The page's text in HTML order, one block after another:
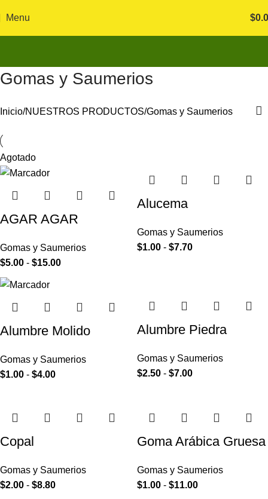
Menu $
Gomas y Saumerios
Inicio NUESTROS PRODUCTOS Gomas y Saumerios
Agotado
AGAR AGAR
Gomas y Saumerios
$5.00 - $15.00
Alucema
Gomas y Saumerios
$1.00 - $7.70
Alumbre Molido
Gomas y Saumerios
$1.00 - $4.00
Alumbre Piedra
Gomas y Saumerios
$2.50 - $7.00
Copal
Gomas y Saumerios
$2.00 - $8.80
Goma Arábica Gruesa
Gomas y Saumerios
$1.00 - $11.00